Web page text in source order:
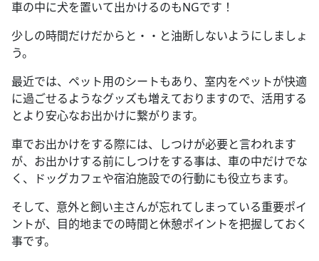
車の中に犬を置いて出かけるのもNGです！
少しの時間だけだからと・・と油断しないようにしましょ
う。
最近では、ペット用のシートもあり、室内をペットが快適
に過ごせるようなグッズも増えておりますので、活用する
とより安心なお出かけに繋がります。
車でお出かけをする際には、しつけが必要と言われます
が、お出かけする前にしつけをする事は、車の中だけでな
く、ドッグカフェや宿泊施設での行動にも役立ちます。
そして、意外と飼い主さんが忘れてしまっている重要ポイ
ントが、目的地までの時間と休憩ポイントを把握しておく
事です。